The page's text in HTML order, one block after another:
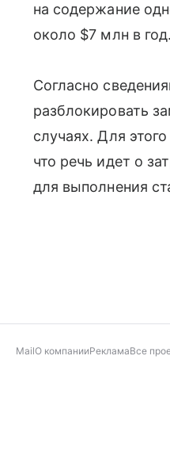
на содержание
около $7 млн в год.
Согласно
разблокировать
случаях. Для
что речь идет о
для выполнения
MailО компанииРекламаВсе